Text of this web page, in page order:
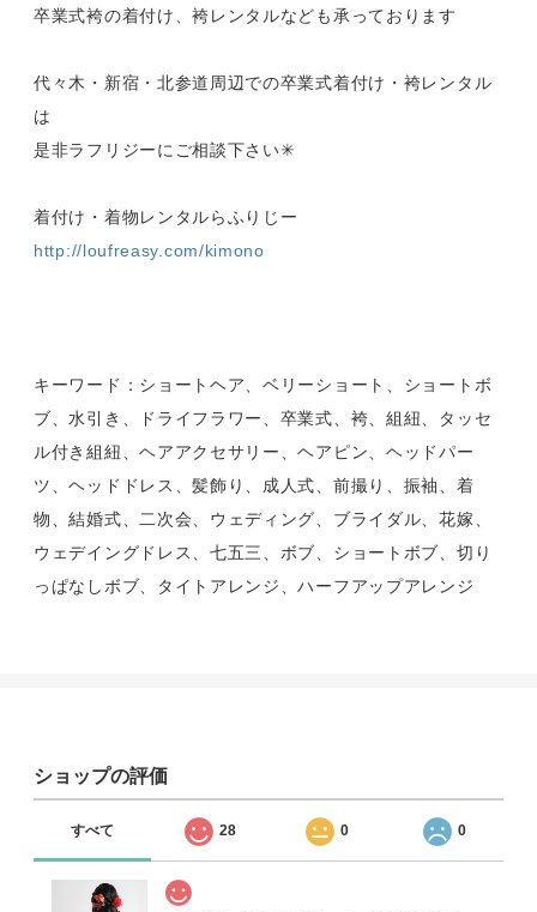
卒業式袴の着付け、袴レンタルなども承っております
代々木・新宿・北参道周辺での卒業式着付け・袴レンタル
は
是非ラフリジーにご相談下さい✳︎
着付け・着物レンタルらふりじー
http://loufreasy.com/kimono
キーワード：ショートヘア、ベリーショート、ショートボ
ブ、水引き、ドライフラワー、卒業式、袴、組紐、タッセ
ル付き組紐、ヘアアクセサリー、ヘアピン、ヘッドパー
ツ、ヘッドドレス、髪飾り、成人式、前撮り、振袖、着
物、結婚式、二次会、ウェディング、ブライダル、花嫁、
ウェデイングドレス、七五三、ボブ、ショートボブ、切り
っぱなしボブ、タイトアレンジ、ハーフアップアレンジ
ショップの評価
すべて 28 0 0